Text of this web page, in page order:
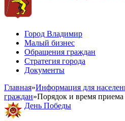
Город Владимир
Малый бизнес
Обращения граждан
Стратегия города
Документы
Главная»Информация для
граждан»Порядок и время приема
День Победы